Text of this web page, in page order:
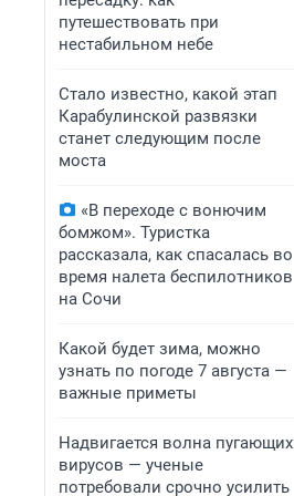
путешествовать при
нестабильном небе
Стало известно, какой этап
Карабулинской развязки
станет следующим после
моста
«В переходе с вонючим
бомжом». Туристка
рассказала, как спасалась во
время налета беспилотников
на Сочи
Какой будет зима, можно
узнать по погоде 7 августа —
важные приметы
Надвигается волна пугающих
вирусов — ученые
потребовали срочно усилить